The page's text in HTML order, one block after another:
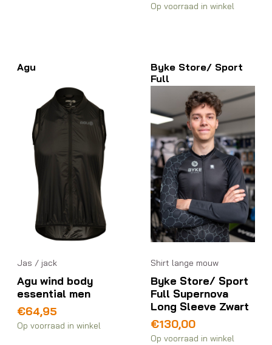
Op voorraad in winkel
Agu
Jas / jack
Agu wind body
essential men
€64,95
Op voorraad in winkel
Byke Store/ Sport
Full
Shirt lange mouw
Byke Store/ Sport
Full Supernova
Long Sleeve Zwart
€130,00
Op voorraad in winkel